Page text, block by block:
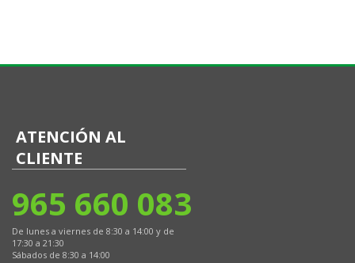
ATENCIÓN AL
CLIENTE
965 660 083
De lunes a viernes de 8:30 a 14:00 y de
17:30 a 21:30
Sábados de 8:30 a 14:00